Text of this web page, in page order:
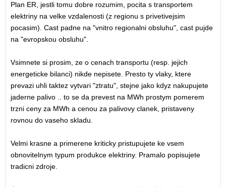
Plan ER, jestli tomu dobre rozumim, pocita s transportem
elektriny na velke vzdalenosti (z regionu s privetivejsim
pocasim). Cast padne na "vnitro regionalni obsluhu", cast pujde
na "evropskou obsluhu".
Vsimnete si prosim, ze o cenach transportu (resp. jejich
energeticke bilanci) nikde nepisete. Presto ty vlaky, ktere
prevazi uhli taktez vytvari "ztratu", stejne jako kdyz nakupujete
jaderne palivo .. to se da prevest na MWh prostym pomerem
trzni ceny za MWh a cenou za palivovy clanek, pristaveny
rovnou do vaseho skladu.
Velmi krasne a primerene kriticky pristupujete ke vsem
obnovitelnym typum produkce elektriny. Pramalo popisujete
tradicni zdroje.